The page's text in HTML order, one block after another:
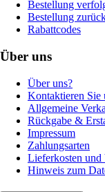
Bestellung
Bestellung
Rabattcodes
Über uns
Über uns?
Kontaktieren Sie
Allgemeine
Rückgabe &
Impressum
Zahlungsarten
Lieferkosten und
Hinweis zum